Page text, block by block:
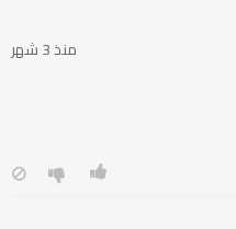
منذ 3 شهر